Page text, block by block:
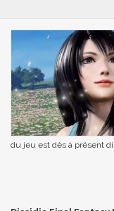
du jeu est dès à présent